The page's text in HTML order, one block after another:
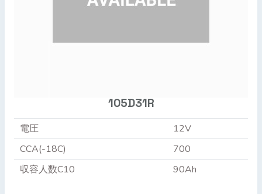
105D31R
電圧
12V
CCA(-18C)
700
収容人数C10
90Ah